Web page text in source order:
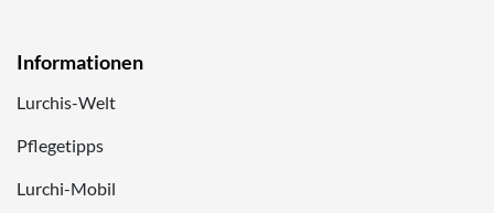
Informationen
Lurchis-Welt
Pflegetipps
Lurchi-Mobil